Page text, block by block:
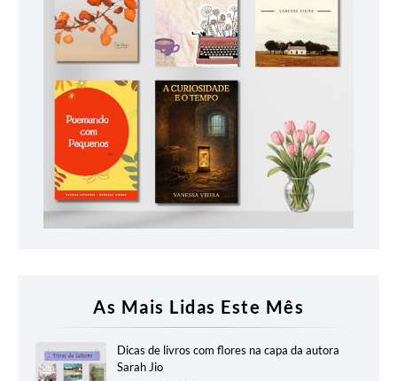
As Mais Lidas Este Mês
Dicas de livros com flores na capa da autora
Sarah Jio